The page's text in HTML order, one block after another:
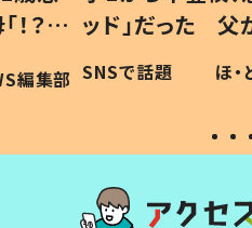
？」
編集部
ッド」だった 父
作り続ける理
#令和の子
SNSで話題 ほ